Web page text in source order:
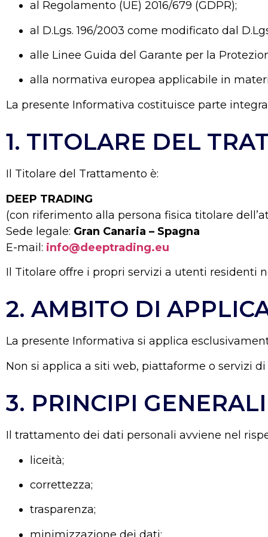
al Regolamento (UE) 2016/679 (GDPR);
al D.Lgs. 196/2003 come modificato dal
alle Linee Guida del Garante per la
alla normativa europea applicabile in
La presente Informativa costituisce parte
1. TITOLARE DEL
Il Titolare del Trattamento è:
DEEP TRADING
(con riferimento alla persona fisica titolare
Sede legale: Gran Canaria – Spagna
E-mail: info@deeptrading.eu
Il Titolare offre i propri servizi a utenti residenti
2. AMBITO DI
La presente Informativa si applica
Non si applica a siti web, piattaforme o servizi
3. PRINCIPI
Il trattamento dei dati personali avviene nel
liceità;
correttezza;
trasparenza;